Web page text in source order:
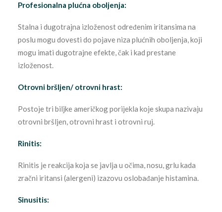
Profesionalna plućna oboljenja:
Stalna i dugotrajna izloženost određenim iritansima na
poslu mogu dovesti do pojave niza plućnih oboljenja, koji
mogu imati dugotrajne efekte, čak i kad prestane
izloženost.
Otrovni bršljen/ otrovni hrast:
Postoje tri biljke američkog porijekla koje skupa nazivaju
otrovni bršljen, otrovni hrast i otrovni ruj.
Rinitis:
Rinitis je reakcija koja se javlja u očima, nosu, grlu kada
zračni iritansi (alergeni) izazovu oslobađanje histamina.
Sinusitis: